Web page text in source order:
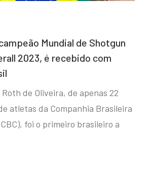
Mundial de Shotgun
2023, é recebido com
de Oliveira, de apenas 22
atletas da Companhia Brasileira
foi o primeiro brasileiro a